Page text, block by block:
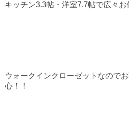
キッチン3.3帖・洋室7.7帖で広々お
ウォークインクローゼットなので
心！！